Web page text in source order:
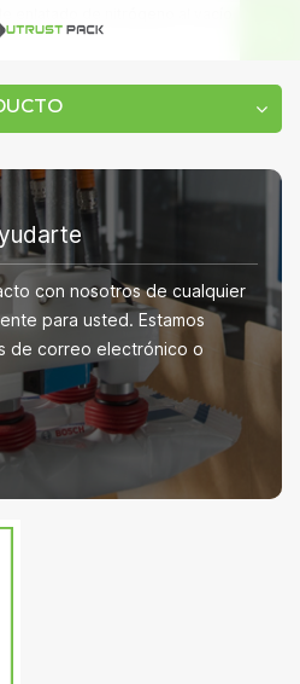
enlatado de nitrógeno al vacío
con nosotros de cualquier
para usted. Estamos
de correo electrónico o